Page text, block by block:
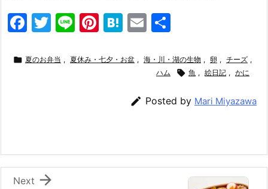
F
c
k
T
itt
Li
e
Pi
er
H
e
a
E
ai
 夏のお弁当 , 夏休み・七夕・お盆 , 海・川・湖の生物 , 卵 , チーズ ,
ハム
 魚 , 絵日記 , かに
 Posted by Mari Miyazawa

Next